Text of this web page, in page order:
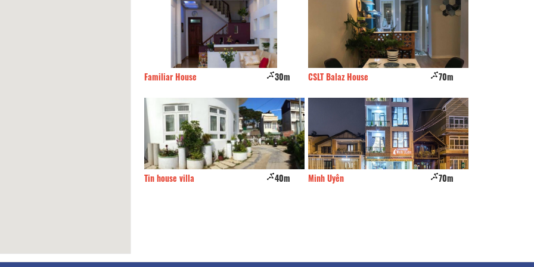
Familiar House 30m
Tin house villa 40m
CSLT Balaz House 70m
Minh Uyên 70m